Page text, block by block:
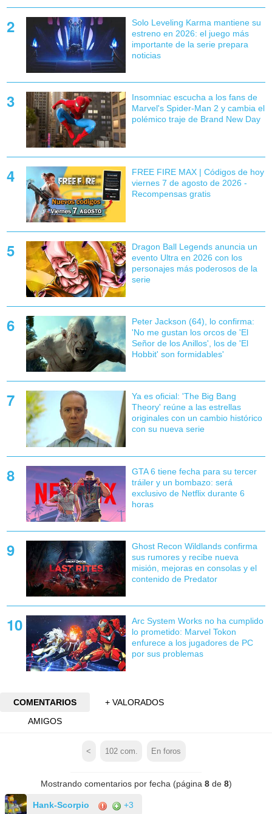
Solo Leveling Karma mantiene su
estreno en 2026: el juego más
importante de la serie prepara
noticias
Insomniac escucha a los fans de
Marvel's Spider-Man 2 y cambia el
polémico traje de Brand New Day
FREE FIRE MAX | Códigos de hoy
viernes 7 de agosto de 2026 -
Recompensas gratis
Dragon Ball Legends anuncia un
evento Ultra en 2026 con los
personajes más poderosos de la
serie
Peter Jackson (64), lo confirma:
'No me gustan los orcos de 'El
Señor de los Anillos', los de 'El
Hobbit' son formidables'
Ya es oficial: 'The Big Bang
Theory' reúne a las estrellas
originales con un cambio histórico
con su nueva serie
GTA 6 tiene fecha para su tercer
tráiler y un bombazo: será
exclusivo de Netflix durante 6
horas
Ghost Recon Wildlands confirma
sus rumores y recibe nueva
misión, mejoras en consolas y el
contenido de Predator
Arc System Works no ha cumplido
lo prometido: Marvel Tokon
enfurece a los jugadores de PC
por sus problemas
COMENTARIOS
+ VALORADOS
AMIGOS
< 102com. En foros
Mostrando comentarios por fecha (página 8de 8)
Hank-Scorpio +3